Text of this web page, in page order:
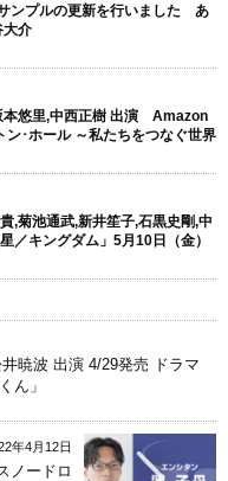
ンプルの更新を行いました あ
大介
本悠里,中西正樹 出演 Amazon
･ホール ～私たちをつなぐ世界
,菊池通武,新井笙子,石黒史剛,中
キングダム」5月10日（金）
暁波 出演 4/29発売 ドラマ
ん」
年4月12日
ノードロ